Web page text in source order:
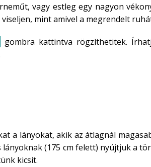
vagy estleg egy nagyon
mint amivel a megrendelt
gombra kattintva rögzíthetitek.
a lányokat, akik az átlagnál
(175 cm felett) nyújtjuk a
kicsit.